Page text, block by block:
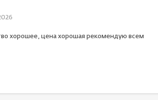
хорошее, цена хорошая рекомендую всем